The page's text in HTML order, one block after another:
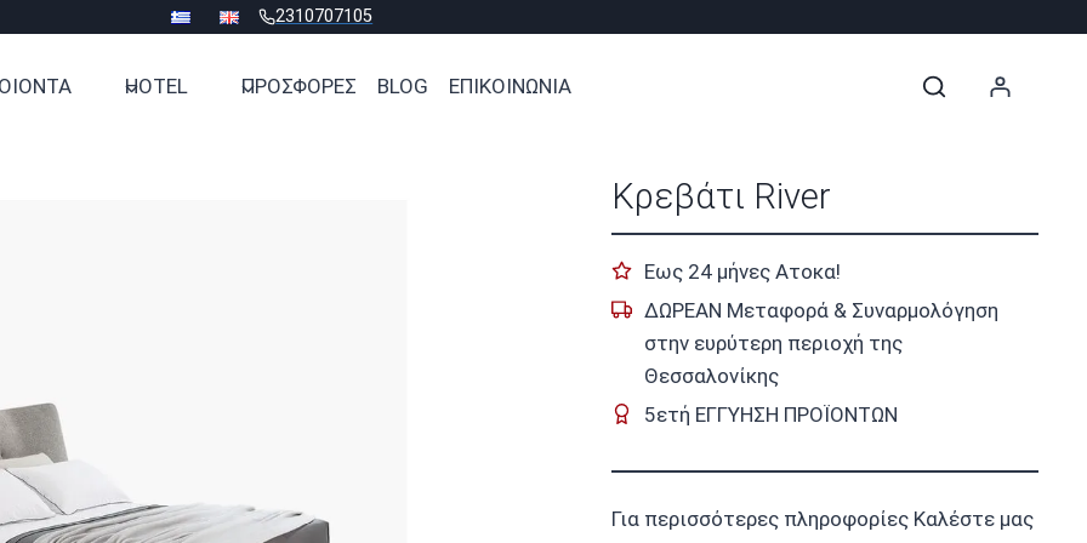
2310707105
HOTEL ΠΡΟΣΦΟΡΕΣ BLOG ΕΠΙΚΟΙΝΩΝΙΑ
Κρεβάτι River
Εως 24 μήνες Ατοκα!
ΔΩΡΕΑΝ Μεταφορά & Συναρμολόγηση
στην ευρύτερη περιοχή της
Θεσσαλονίκης
5ετή ΕΓΓΥΗΣΗ ΠΡΟΪΟΝΤΩΝ
Για περισσότερες πληροφορίες Καλέστε μας